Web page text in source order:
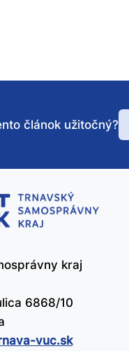
článok užitočný?
kraj
6868/10
vuc.sk